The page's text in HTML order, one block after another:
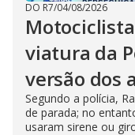
DO R7/04/08/2026
viatura da
versão dos
Segundo a polícia,
de parada; no
usaram sirene ou